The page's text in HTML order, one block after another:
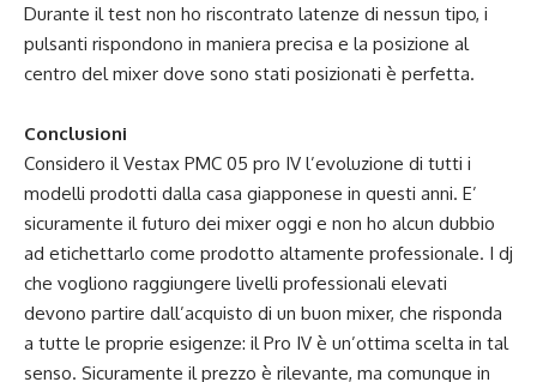
Durante il test non ho riscontrato latenze di nessun tipo, i
pulsanti rispondono in maniera precisa e la posizione al
centro del mixer dove sono stati posizionati è perfetta.
Conclusioni
Considero il Vestax PMC 05 pro IV l’evoluzione di tutti i
modelli prodotti dalla casa giapponese in questi anni. E’
sicuramente il futuro dei mixer oggi e non ho alcun dubbio
ad etichettarlo come prodotto altamente professionale. I dj
che vogliono raggiungere livelli professionali elevati
devono partire dall’acquisto di un buon mixer, che risponda
a tutte le proprie esigenze: il Pro IV è un’ottima scelta in tal
senso. Sicuramente il prezzo è rilevante, ma comunque in